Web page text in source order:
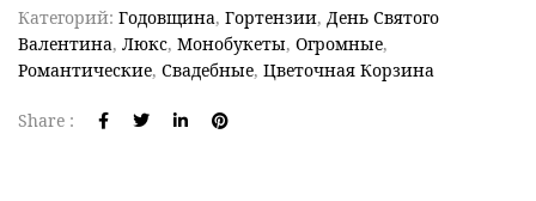
Категорий: Годовщина, Гортензии, День Святого
Валентина, Люкс, Монобукеты, Огромные,
Романтические, Свадебные, Цветочная Корзина
Share :